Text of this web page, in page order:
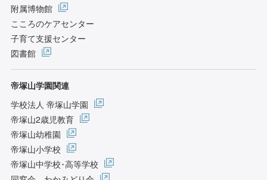
附属博物館
こころのケアセンター
子育て支援センター
図書館
帝塚山学園関連
学校法人 帝塚山学園
帝塚山2歳児教育
帝塚山幼稚園
帝塚山小学校
帝塚山中学校･高等学校